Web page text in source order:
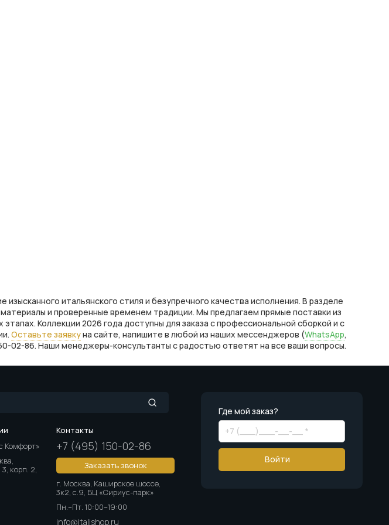
итальянского стиля и безупречного качества исполнения. В разделе
и проверенные временем традиции. Мы предлагаем прямые поставки из
Коллекции 2026 года доступны для заказа с профессиональной сборкой и с
Оставьте заявкуна сайте, напишите в любой из наших мессенджеров (WhatsApp,
02-86. Наши менеджеры-консультанты с радостью ответят на все ваши вопросы.
Комфорт»
корп. 2,
Контакты
+7 (495) 150-02-86
Заказать звонок
г. Москва, Каширское шоссе,
3к2, с.9, БЦ «Сириус-парк»
Пн.–Пт. 10:00–19:00
info@italishop.ru
Где мой заказ?
Войти